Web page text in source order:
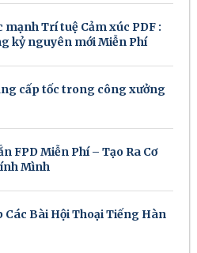
mạnh Trí tuệ Cảm xúc PDF :
kỷ nguyên mới Miễn Phí
cấp tốc trong công xưởng
FPD Miễn Phí – Tạo Ra Cơ
Mình
Các Bài Hội Thoại Tiếng Hàn